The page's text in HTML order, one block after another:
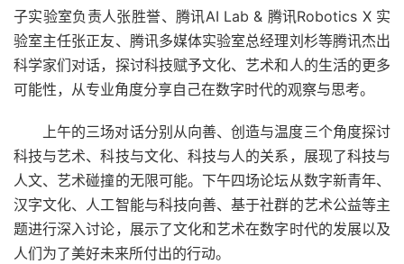
子实验室负责人张胜誉、腾讯AI Lab & 腾讯Robotics X 实
验室主任张正友、腾讯多媒体实验室总经理刘杉等腾讯杰出
科学家们对话，探讨科技赋予文化、艺术和人的生活的更多
可能性，从专业角度分享自己在数字时代的观察与思考。
上午的三场对话分别从向善、创造与温度三个角度探讨
科技与艺术、科技与文化、科技与人的关系，展现了科技与
人文、艺术碰撞的无限可能。下午四场论坛从数字新青年、
汉字文化、人工智能与科技向善、基于社群的艺术公益等主
题进行深入讨论，展示了文化和艺术在数字时代的发展以及
人们为了美好未来所付出的行动。